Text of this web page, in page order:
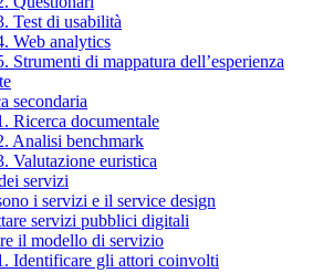
Test di usabilità
Web analytics
Strumenti di mappatura dell’esperienza
secondaria
Ricerca documentale
Analisi benchmark
Valutazione euristica
servizi
i servizi e il service design
servizi pubblici digitali
il modello di servizio
Identificare gli attori coinvolti